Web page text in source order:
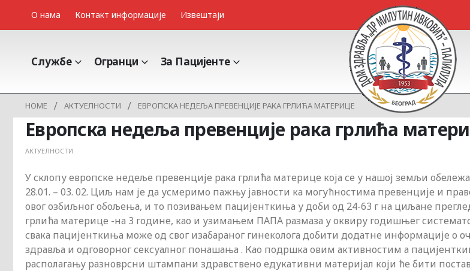
О нама Контакт информације Извештаји
Службе Огранци За Пацијенте
HOME АКТУЕЛНОСТИ ЕВРОПСКА НЕДЕЉА ПРЕВЕНЦИЈЕ РАКА ГРЛИЋА МАТЕРИЦЕ
Европска недеља превенције рака грлића
АКТУЕЛНОСТИ
У склопу европске недеље превенције рака грлића материце која се у нашој земљи
28.01. – 03. 02. Циљ нам је да усмеримо пажњу јавности ка могућностима превенције и
овог озбиљног обољења, и то позивањем пацијенткиња у доби од 24-63 г на циљане
грлића материце -на 3 године, као и узимањем ПАПА размаза у оквиру годишњег
свака пацијенткиња може од свог изабараног гинеколога добити додатне информације о
здравља и одговорног сексуалног понашања . Као подршка овим активностим а
располагању разноврсни штампани здравствено едукативни материјал који ће бити